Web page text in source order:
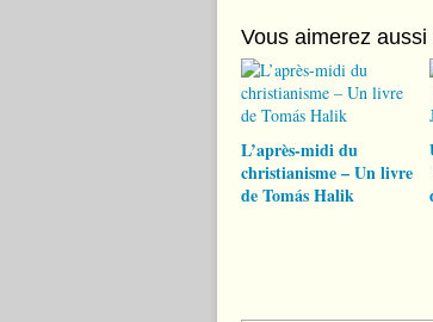
Vous aimerez aussi
L’après-midi du
christianisme – Un livre
de Tomás Halik